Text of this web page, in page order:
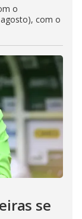
o
com o
se